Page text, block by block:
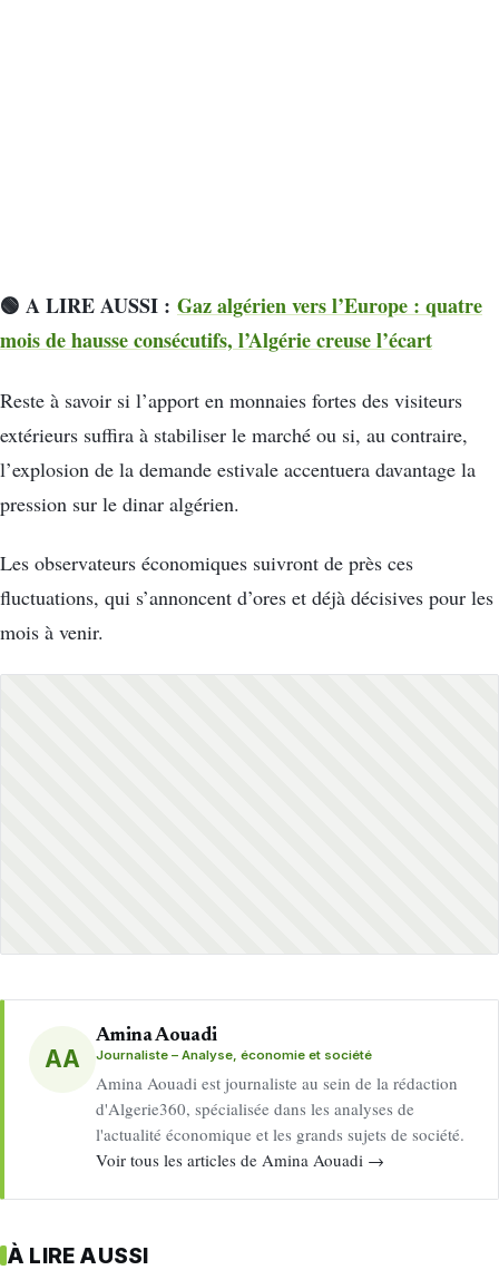
🟢 A LIRE AUSSI : Gaz algérien vers l’Europe : quatre
mois de hausse consécutifs, l’Algérie creuse l’écart
Reste à savoir si l’apport en monnaies fortes des visiteurs
extérieurs suffira à stabiliser le marché ou si, au contraire,
l’explosion de la demande estivale accentuera davantage la
pression sur le dinar algérien.
Les observateurs économiques suivront de près ces
fluctuations, qui s’annoncent d’ores et déjà décisives pour les
mois à venir.
AA
Amina Aouadi
Journaliste – Analyse, économie et société
Amina Aouadi est journaliste au sein de la rédaction
d'Algerie360, spécialisée dans les analyses de
l'actualité économique et les grands sujets de société.
Voir tous les articles de Amina Aouadi →
À LIRE AUSSI